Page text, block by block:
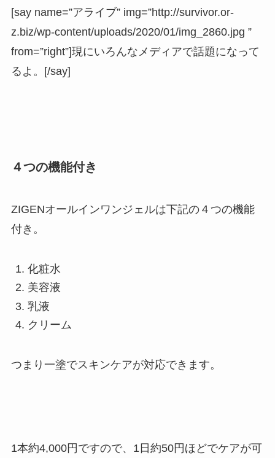
[say name=”アライブ” img=”http://survivor.or-
z.biz/wp-content/uploads/2020/01/img_2860.jpg ”
from=”right”]現にいろんなメディアで話題になって
るよ。[/say]
４つの機能付き
ZIGENオールインワンジェルは下記の４つの機能
付き。
化粧水
美容液
乳液
クリーム
つまり一塗でスキンケアが対応できます。
1本約4,000円ですので、1日約50円ほどでケアが可